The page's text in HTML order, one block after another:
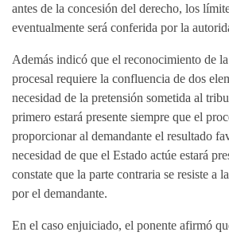
antes de la concesión del derecho, los
eventualmente será conferida por la
Además indicó que el reconocimiento de
procesal requiere la confluencia de dos
necesidad de la pretensión sometida al
primero estará presente siempre que el
proporcionar al demandante el resultado
necesidad de que el Estado actúe estará
constate que la parte contraria se resiste a
por el demandante.
En el caso enjuiciado, el ponente afirmó